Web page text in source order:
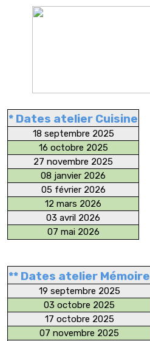
* Dates atelier Cuisine
18 septembre 2025
16 octobre 2025
27 novembre 2025
08 janvier 2026
05 février 2026
12 mars 2026
03 avril 2026
07 mai 2026
** Dates atelier Mémoire
19 septembre 2025
03 octobre 2025
17 octobre 2025
07 novembre 2025